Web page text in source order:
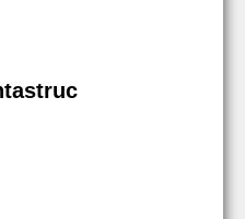
Montastruc